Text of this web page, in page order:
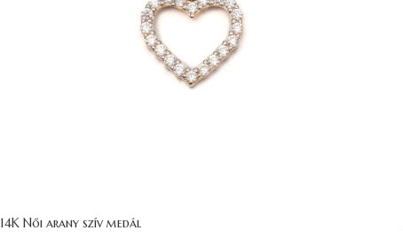
14K Női arany szív medál